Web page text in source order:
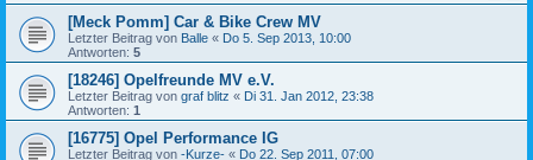
[Meck Pomm] Car & Bike Crew MV
Letzter Beitrag von Balle « Do 5. Sep 2013, 10:00
Antworten: 5
[18246] Opelfreunde MV e.V.
Letzter Beitrag von graf blitz « Di 31. Jan 2012, 23:38
Antworten: 1
[16775] Opel Performance IG
Letzter Beitrag von -Kurze- « Do 22. Sep 2011, 07:00